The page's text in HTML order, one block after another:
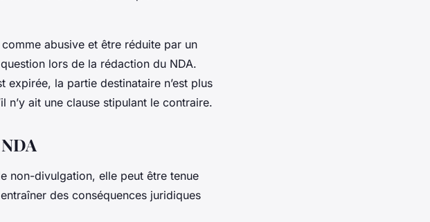
abusive et être réduite par un
lors de la rédaction du NDA.
expirée, la partie destinataire n’est plus
n’y ait une clause stipulant le contraire.
non-divulgation, elle peut être tenue
des conséquences juridiques